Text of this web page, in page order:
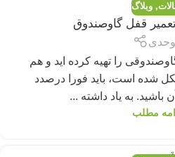
,وبلاگ
قفل گاوصندوق
را تهیه کرده اید و هم
شده است، باید فورا درصدد
به یاد داشته ...
مطلب